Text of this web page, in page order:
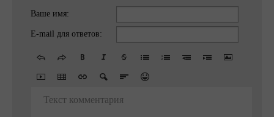
Ваше имя:
E-mail для ответов:
Текст комментария